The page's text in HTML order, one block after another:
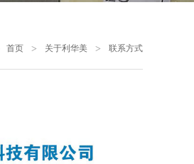
首页 关于利华美 联系方式